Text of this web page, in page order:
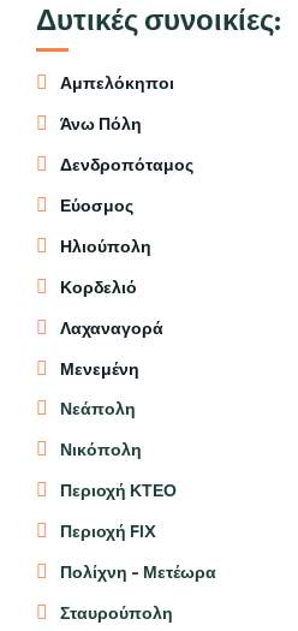
Δυτικές συνοικίες:
Αμπελόκηποι
Άνω Πόλη
Δενδροπόταμος
Εύοσμος
Ηλιούπολη
Κορδελιό
Λαχαναγορά
Μενεμένη
Νεάπολη
Νικόπολη
Περιοχή ΚΤΕΟ
Περιοχή FIX
Πολίχνη - Μετέωρα
Σταυρούπολη